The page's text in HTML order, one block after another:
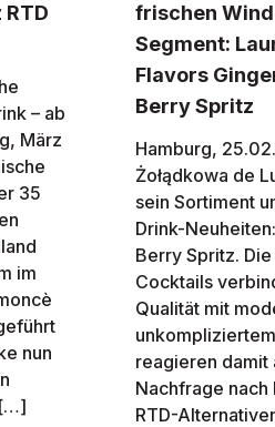
– ab
März
35
im
nun
[…]
frischen Wind
Segment:
Flavors
Berry Spritz
Hamburg,
Żołądkowa de
sein Sortiment
Drink-
Berry Spritz.
Cocktails
Qualität mit
reagieren damit
Nachfrage
RTD-